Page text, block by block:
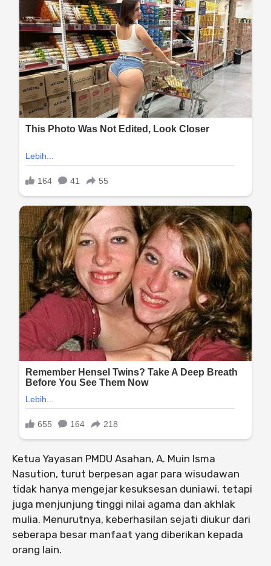
Ketua Yayasan PMDU Asahan, A. Muin Isma
Nasution, turut berpesan agar para wisudawan
tidak hanya mengejar kesuksesan duniawi, tetapi
juga menjunjung tinggi nilai agama dan akhlak
mulia. Menurutnya, keberhasilan sejati diukur dari
seberapa besar manfaat yang diberikan kepada
orang lain.